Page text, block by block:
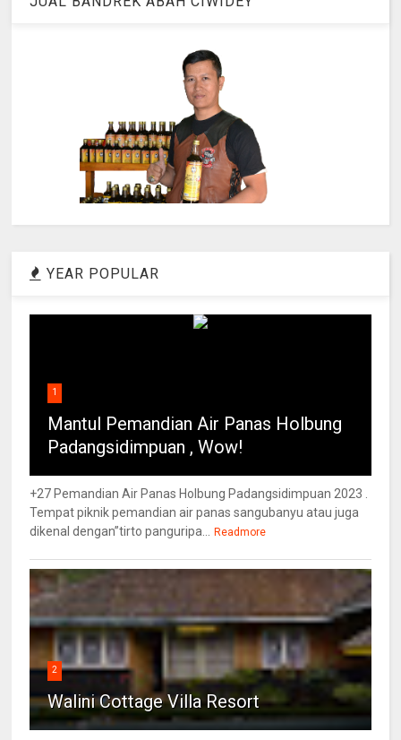
YEAR POPULAR
1
Mantul Pemandian Air Panas Holbung
Padangsidimpuan , Wow!
+27 Pemandian Air Panas Holbung Padangsidimpuan 2023 .
Tempat piknik pemandian air panas sangubanyu atau juga
dikenal dengan”tirto panguripa...
Readmore
2
Walini Cottage Villa Resort